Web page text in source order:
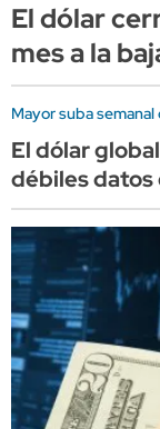
El dólar
mes a la
Mayor suba
El dólar
débiles datos